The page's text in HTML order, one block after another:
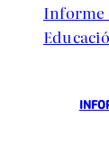
Informe